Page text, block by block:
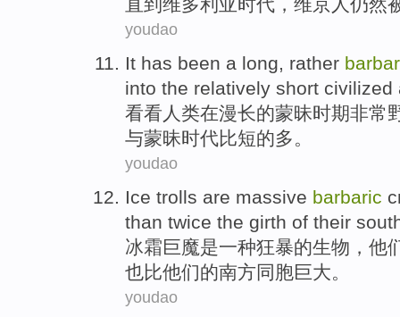
直到 维多利亚时代， 维京人 仍然
youdao
It has been a long, rather
into the relatively short civilized
看看人类在漫长的蒙昧时期非常
与蒙昧时代比短的多。
youdao
Ice trolls are massive barbaric
than twice the girth of their
冰霜巨魔是一种狂暴的生物 ， 他
也比他们的南方同胞巨大。
youdao